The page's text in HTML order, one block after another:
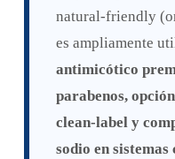
natural-friendly
es ampliamente
antimicótico
parabenos,
clean-label y
sodio en